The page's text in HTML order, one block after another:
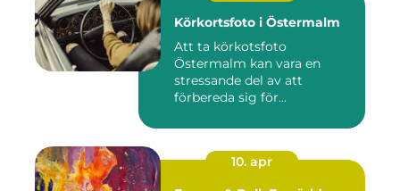
Körkortsfoto i Östermalm
Att ta körkotsfoto
Östermalm kan vara en
stressande del av att
förbereda sig för...
10. apr